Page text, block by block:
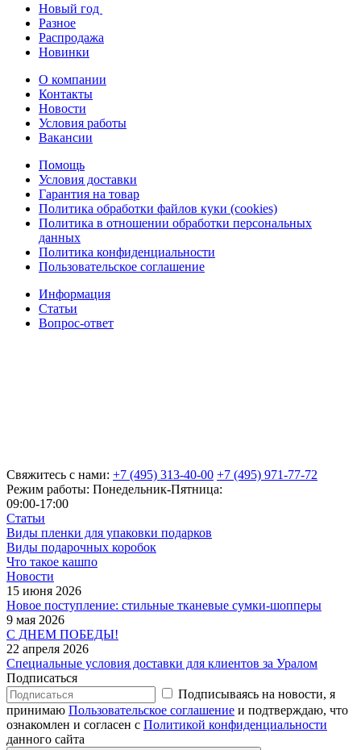
Новый год
Разное
Распродажа
Новинки
О компании
Контакты
Новости
Условия работы
Вакансии
Помощь
Условия доставки
Гарантия на товар
Политика обработки файлов куки (cookies)
Политика в отношении обработки персональных
данных
Политика конфиденциальности
Пользовательское соглашение
Информация
Статьи
Вопрос-ответ
Свяжитесь с нами: +7 (495) 313-40-00 +7 (495) 971-77-72
Режим работы: Понедельник-Пятница:
09:00-17:00
Статьи
Виды пленки для упаковки подарков
Виды подарочных коробок
Что такое кашпо
Новости
15 июня 2026
Новое поступление: стильные тканевые сумки-шопперы
9 мая 2026
С ДНЕМ ПОБЕДЫ!
22 апреля 2026
Специальные условия доставки для клиентов за Уралом
Подписаться
Подписываясь на новости, я
принимаю Пользовательское соглашение и подтверждаю, что
ознакомлен и согласен с Политикой конфиденциальности
данного сайта